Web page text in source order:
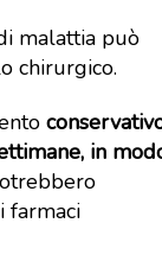
malattia può
chirurgico.
in
farmaci